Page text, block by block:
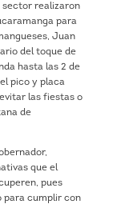
sector realizaron
para
Juan
del toque de
hasta las 2 de
pico y placa
las fiestas o
de
que el
pues
para cumplir con